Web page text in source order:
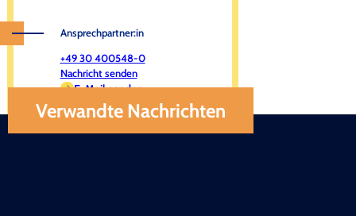
Ansprechpartner:in
+49 30 400548-0
Nachricht senden
E-Mail senden
Verwandte Nachrichten